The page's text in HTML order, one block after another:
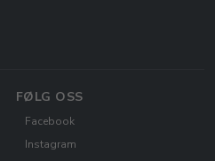
FØLG OSS
Facebook
Instagram